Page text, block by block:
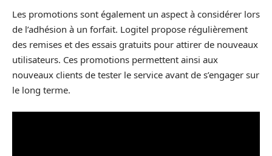
Les promotions sont également un aspect à considérer lors
de l’adhésion à un forfait. Logitel propose régulièrement
des remises et des essais gratuits pour attirer de nouveaux
utilisateurs. Ces promotions permettent ainsi aux
nouveaux clients de tester le service avant de s’engager sur
le long terme.